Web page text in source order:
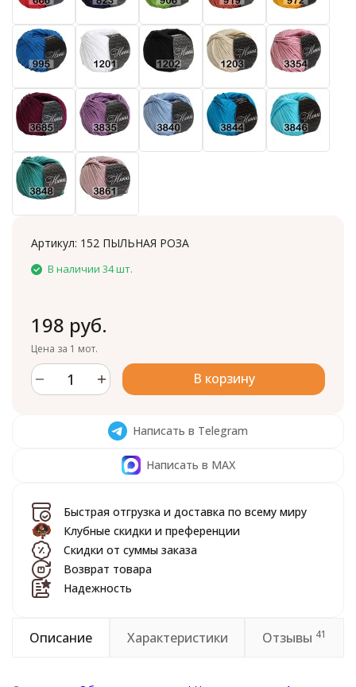
Артикул: 152 ПЫЛЬНАЯ РОЗА
В наличии 34 шт.
198 руб.
Цена за 1 мот.
В корзину
Написать в Telegram
Написать в MAX
Быстрая отгрузка и доставка по всему миру
Клубные скидки и преференции
Скидки от суммы заказа
Возврат товара
Надежность
Описание Характеристики Отзывы 41